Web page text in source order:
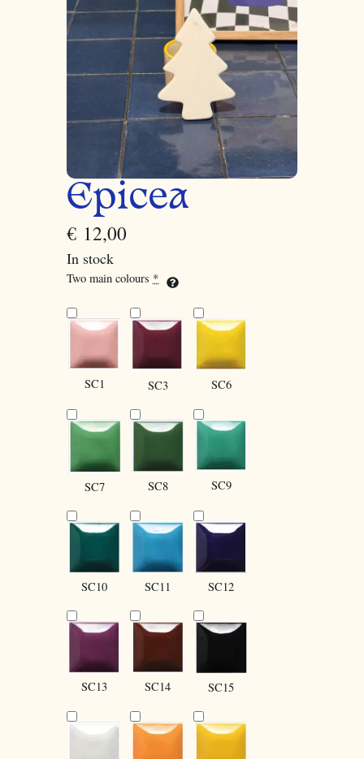
Epicea
€ 12,00
In stock
Two main colours *
SC1 SC3 SC6
SC7 SC8 SC9
SC10 SC11 SC12
SC13 SC14 SC15